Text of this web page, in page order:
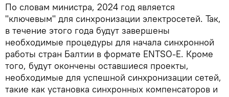
По словам министра, 2024 год является
"ключевым" для синхронизации электросетей. Так,
в течение этого года будут завершены
необходимые процедуры для начала синхронной
работы стран Балтии в формате ENTSO-E. Кроме
того, будут окончены оставшиеся проекты,
необходимые для успешной синхронизации сетей,
такие как установка синхронных компенсаторов и